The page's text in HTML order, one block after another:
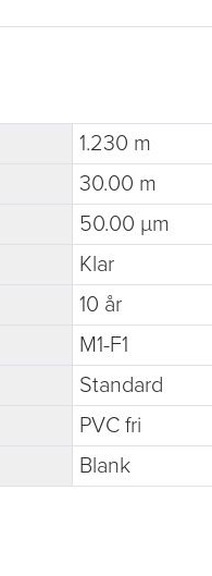
1.230 m
30.00 m
50.00 µm
Klar
10 år
M1-F1
Standard
PVC fri
Blank